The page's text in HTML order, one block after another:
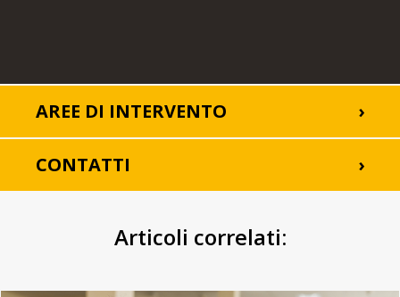
AREE DI INTERVENTO
CONTATTI
Articoli correlati: